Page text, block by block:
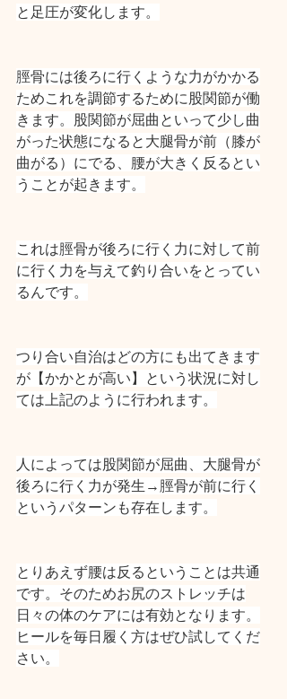
と足圧が変化します。
脛骨には後ろに行くような力がかかる
ためこれを調節するために股関節が働
きます。股関節が屈曲といって少し曲
がった状態になると大腿骨が前（膝が
曲がる）にでる、腰が大きく反るとい
うことが起きます。
これは脛骨が後ろに行く力に対して前
に行く力を与えて釣り合いをとってい
るんです。
つり合い自治はどの方にも出てきます
が【かかとが高い】という状況に対し
ては上記のように行われます。
人によっては股関節が屈曲、大腿骨が
後ろに行く力が発生→脛骨が前に行く
というパターンも存在します。
とりあえず腰は反るということは共通
です。そのためお尻のストレッチは
日々の体のケアには有効となります。
ヒールを毎日履く方はぜひ試してくだ
さい。